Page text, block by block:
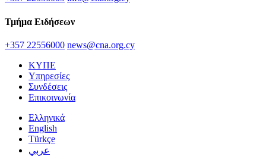
Τμήμα Ειδήσεων
+357 22556000 news@cna.org.cy
ΚΥΠΕ
Υπηρεσίες
Συνδέσεις
Επικοινωνία
Ελληνικά
English
Türkçe
عربي